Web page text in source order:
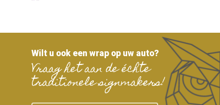
Wilt u ook een wrap op uw auto?
Vraag het aan de échte
traditionele signmakers!